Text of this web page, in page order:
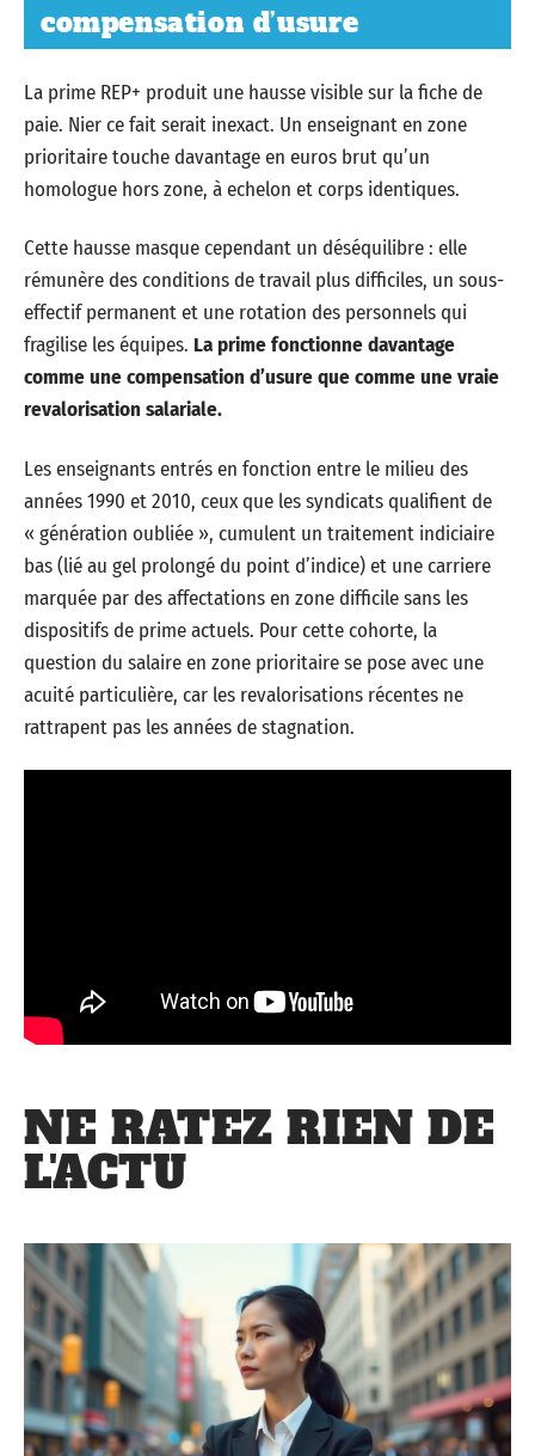
compensation d’usure
La prime REP+ produit une hausse visible sur la fiche de
paie. Nier ce fait serait inexact. Un enseignant en zone
prioritaire touche davantage en euros brut qu’un
homologue hors zone, à echelon et corps identiques.
Cette hausse masque cependant un déséquilibre : elle
rémunère des conditions de travail plus difficiles, un sous-
effectif permanent et une rotation des personnels qui
fragilise les équipes. La prime fonctionne davantage
comme une compensation d’usure que comme une vraie
revalorisation salariale.
Les enseignants entrés en fonction entre le milieu des
années 1990 et 2010, ceux que les syndicats qualifient de
« génération oubliée », cumulent un traitement indiciaire
bas (lié au gel prolongé du point d’indice) et une carriere
marquée par des affectations en zone difficile sans les
dispositifs de prime actuels. Pour cette cohorte, la
question du salaire en zone prioritaire se pose avec une
acuité particulière, car les revalorisations récentes ne
rattrapent pas les années de stagnation.
NE RATEZ RIEN DE
L'ACTU